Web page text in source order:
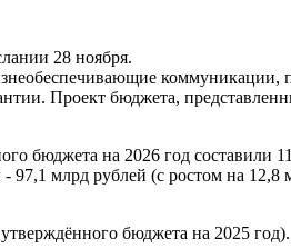
28 ноября.
Проект бюджета,
бюджета на 2026 год составили
млрд рублей (с ростом на 12,8
бюджета на 2025 год).